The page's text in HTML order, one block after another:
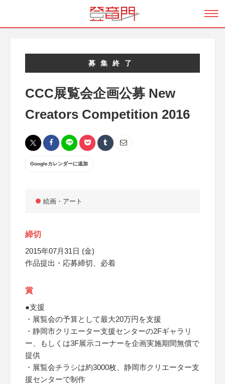
募集終了
CCC展覧会企画公募 New
Creators Competition 2016
Googleカレンダーに追加
絵画・アート
締切
2015年07月31日 (金)
作品提出・応募締切、必着
賞
●支援
・展覧会の予算として最大20万円を支援
・静岡市クリエーター支援センターの2Fギャラリ
ー、もしくは3F展示コーナーを企画実施期間無償で
提供
・展覧会チラシは約3000枚、静岡市クリエーター支
援センターで制作